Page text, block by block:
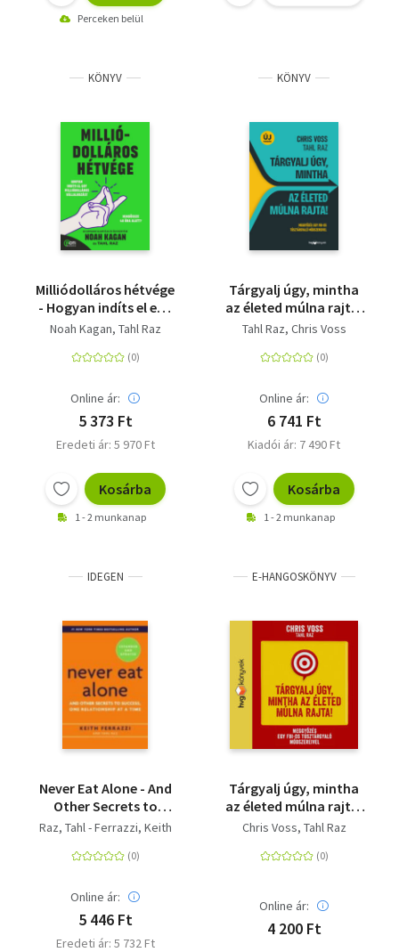
Perceken belül
KÖNYV
Milliódolláros hétvége
- Hogyan indíts el egy
milliódolláros
mindössze 48 óra
Noah Kagan Tahl Raz
Online ár:
5 373 Ft
Eredeti ár: 5 970 Ft
Kosárba
1 - 2 munkanap
KÖNYV
Tárgyalj úgy, mintha
az életed múlna rajta!
- új kiadás - Meggyőzés
túsztárgyaló
Tahl Raz Chris Voss
Online ár:
6 741 Ft
Kiadói ár: 7 490 Ft
Kosárba
1 - 2 munkanap
IDEGEN
Never Eat Alone - And
Other Secrets to
Success, One
Raz, Tahl - Ferrazzi, Keith
Online ár:
5 446 Ft
Eredeti ár: 5 732 Ft
E-HANGOSKÖNYV
Tárgyalj úgy, mintha
az életed múlna rajta!
- Meggyőzés egy FBI-os
módszereivel
Chris Voss Tahl Raz
Online ár:
4 200 Ft